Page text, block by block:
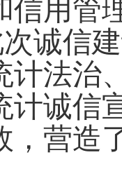
信用管
诚信
计法治
计诚信
，营造